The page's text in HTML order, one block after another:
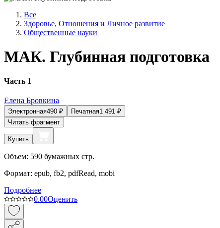
Все
Здоровье, Отношения и Личное развитие
Общественные науки
МАК. Глубинная подготовка
Часть 1
Елена Бровкина
Электронная490 ₽ Печатная1 491 ₽
Читать фрагмент
Купить
Объем: 590 бумажных стр.
Формат: epub, fb2, pdfRead, mobi
Подробнее
0.00Оценить